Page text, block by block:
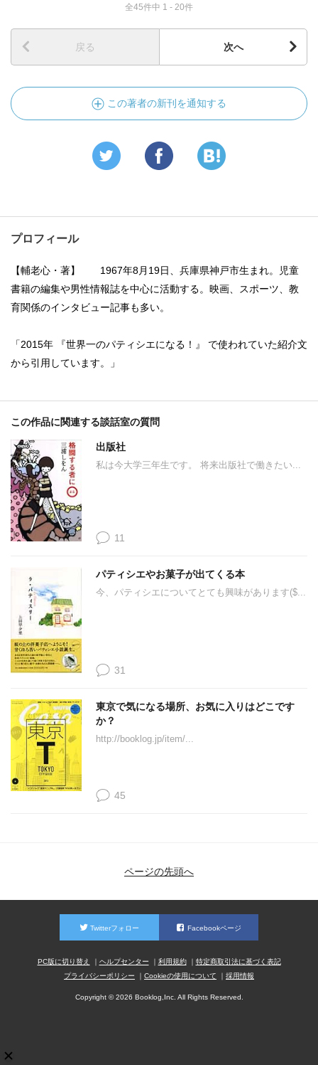
全45件中 1 - 20件
戻る 次へ
この著者の新刊を通知する
プロフィール
【輔老心・著】 1967年8月19日、兵庫県神戸市生まれ。児童
書籍の編集や男性情報誌を中心に活動する。映画、スポーツ、教
育関係のインタビュー記事も多い。
「2015年 『世界一のパティシエになる！』 で使われていた紹介文
から引用しています。」
この作品に関連する談話室の質問
出版社
私は今大学三年生です。 将来出版社で働きたい...
11
パティシエやお菓子が出てくる本
今、パティシエについてとても興味があります($...
31
東京で気になる場所、お気に入りはどこです
か？
http://booklog.jp/item/...
45
ページの先頭へ
Twitterフォロー Facebookページ
PC版に切り替え ヘルプセンター 利用規約
特定商取引法に基づく表記
プライバシーポリシー
Cookieの使用について 採用情報
Copyright © 2026 Booklog,Inc. All Rights Reserved.